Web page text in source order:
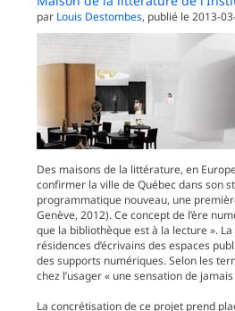
par Louis Destombes, publié le 2013-
Des maisons de la littérature, en
confirmer la ville de Québec dans son
programmatique nouveau, une
Genève, 2012). Ce concept de l’ère
que la bibliothèque est à la lecture ».
résidences d’écrivains des espaces
des supports numériques. Selon les
chez l’usager « une sensation de jamais
La concrétisation de ce projet prend